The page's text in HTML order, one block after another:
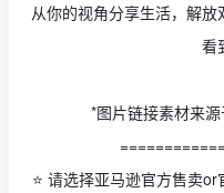
从你的视角分享生活，解
看
*图片链接素材来
⭐️ 请选择亚马逊官方售卖